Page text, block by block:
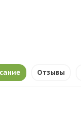
Отзывы